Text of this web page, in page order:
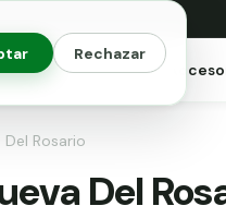
Rechazar
Jardinería
Rosario
Del